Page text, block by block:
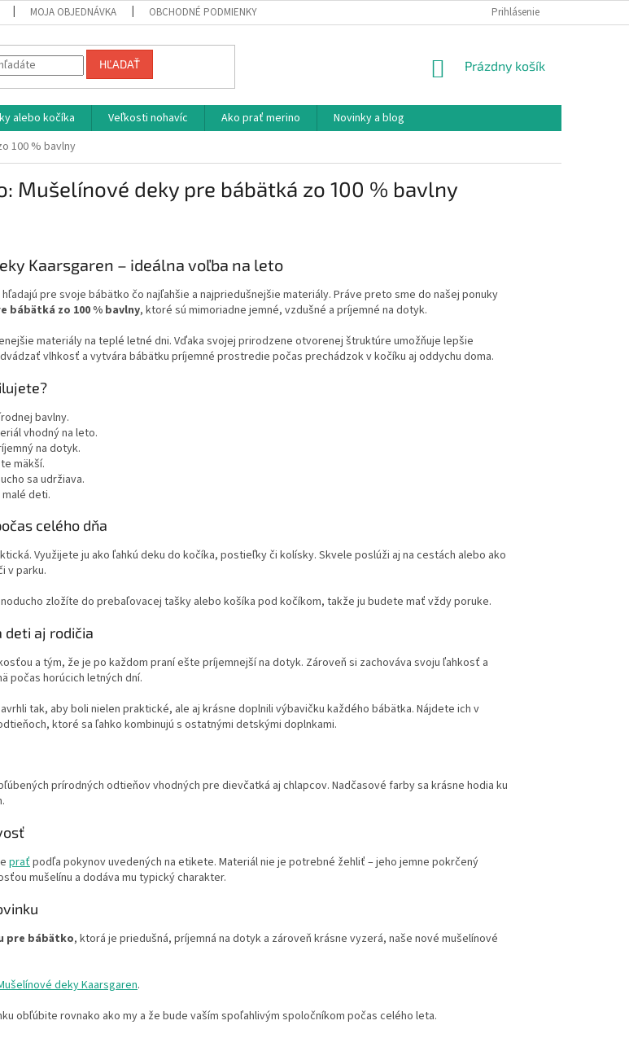
MOJA OBJEDNÁVKA OBCHODNÉ PODMIENKY AKO NAKUPOVAŤ
Prihlásenie
HĽADAŤ
NÁKUPNÝ
Prázdny košík
alebo kočíka Veľkosti nohavíc Ako prať merino
Novinky a blog
100 % bavlny
Mušelínové deky pre bábätká zo 100 % bavlny
Kaarsgaren – ideálna voľba na leto
pre svoje bábätko čo najľahšie a najpriedušnejšie materiály. Práve preto sme do našej ponuky
bábätká zo 100 % bavlny, ktoré sú mimoriadne jemné, vzdušné a príjemné na dotyk.
materiály na teplé letné dni. Vďaka svojej prirodzene otvorenej štruktúre umožňuje lepšie
vlhkosť a vytvára bábätku príjemné prostredie počas prechádzok v kočíku aj oddychu doma.
bavlny.
vhodný na leto.
na dotyk.
mäkší.
sa udržiava.
deti.
celého dňa
Využijete ju ako ľahkú deku do kočíka, postieľky či kolísky. Skvele poslúži aj na cestách alebo ako
v parku.
zložíte do prebaľovacej tašky alebo košíka pod kočíkom, takže ju budete mať vždy poruke.
deti aj rodičia
a tým, že je po každom praní ešte príjemnejší na dotyk. Zároveň si zachováva svoju ľahkosť a
počas horúcich letných dní.
tak, aby boli nielen praktické, ale aj krásne doplnili výbavičku každého bábätka. Nájdete ich v
ktoré sa ľahko kombinujú s ostatnými detskými doplnkami.
prírodných odtieňov vhodných pre dievčatká aj chlapcov. Nadčasové farby sa krásne hodia ku
praťpodľa pokynov uvedených na etikete. Materiál nie je potrebné žehliť – jeho jemne pokrčený
mušelínu a dodáva mu typický charakter.
pre bábätko, ktorá je priedušná, príjemná na dotyk a zároveň krásne vyzerá, naše nové mušelínové
deky Kaarsgaren.
obľúbite rovnako ako my a že bude vaším spoľahlivým spoločníkom počas celého leta.